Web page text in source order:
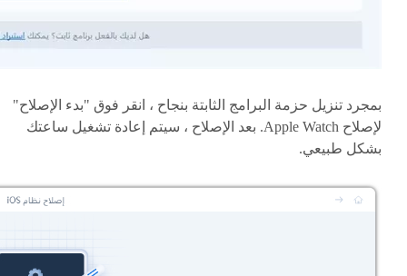
بمجرد تنزيل حزمة البرامج الثابتة بنجاح ، انقر فوق "بدء الإصلاح"
لإصلاح Apple Watch. بعد الإصلاح ، سيتم إعادة تشغيل ساعتك
بشكل طبيعي.